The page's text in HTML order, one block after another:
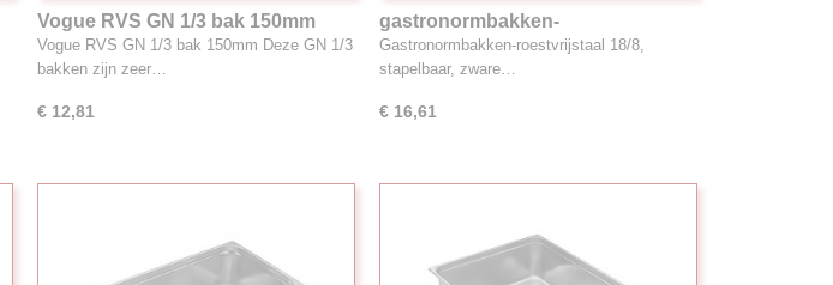
Vogue RVS GN 1/3 bak 150mm
ArtNr:K934
Vogue RVS GN 1/3 bak 150mm Deze GN 1/3
bakken zijn zeer…
€ 12,81
gastronormbakken-
stapelbaar,zware kwaliteit,rvs 2/4
GN 4.0ltr ArtNr 953.244
Gastronormbakken-roestvrijstaal 18/8,
stapelbaar, zware…
€ 16,61